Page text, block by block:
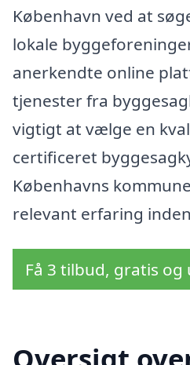
København ved at
lokale
anerkendte online
tjenester fra
vigtigt at vælge en
certificeret
Københavns
relevant erfaring
Få 3 tilbud, gratis